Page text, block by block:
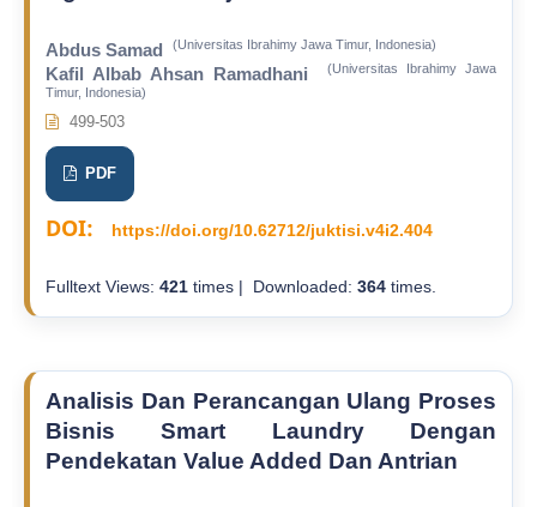
Abdus Samad (Universitas Ibrahimy Jawa Timur, Indonesia)
Kafil Albab Ahsan Ramadhani
(Universitas Ibrahimy Jawa
Timur, Indonesia)
499-503
PDF
DOI: https://doi.org/10.62712/juktisi.v4i2.404
Fulltext Views: 421times | Downloaded: 364times.
Analisis Dan Perancangan Ulang Proses
Bisnis Smart Laundry Dengan
Pendekatan Value Added Dan Antrian